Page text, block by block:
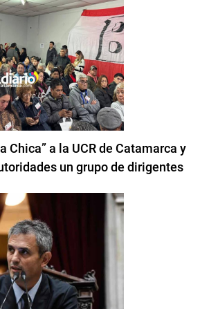
Chica” a la UCR de Catamarca y
un grupo de dirigentes